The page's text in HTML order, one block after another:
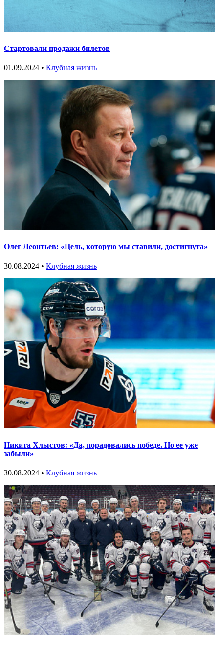
Стартовали продажи билетов
01.09.2024 • Клубная жизнь
Олег Леонтьев: «Цель, которую мы ставили, достигнута»
30.08.2024 • Клубная жизнь
Никита Хлыстов: «Да, порадовались победе. Но ее уже
забыли»
30.08.2024 • Клубная жизнь